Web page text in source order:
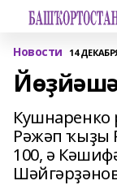
Новости 14
Кушнаренко
Рәжәп ҡыҙы
100, ә